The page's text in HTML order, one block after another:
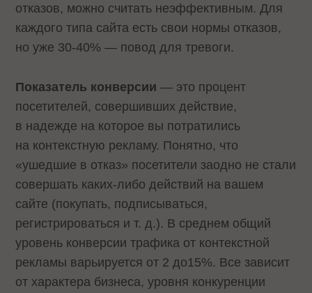
отказов, можно считать неэффективным. Для
каждого типа сайта есть свои нормы отказов,
но уже 30-40% — повод для тревоги.
Показатель конверсии — это процент
посетителей, совершивших действие,
в надежде на которое вы потратились
на контекстную рекламу. Понятно, что
«ушедшие в отказ» посетители заодно не стали
совершать каких-либо действий на вашем
сайте (покупать, подписываться,
регистрироваться и т. д.). В среднем общий
уровень конверсии трафика от контекстной
рекламы варьируется от 2 до15%. Все зависит
от характера бизнеса, уровня конкуренции